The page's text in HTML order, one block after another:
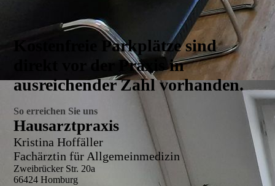
Kostenfreie Parkplätze sind
direkt vor der Praxis in
ausreichender Zahl vorhanden.
So erreichen Sie uns
Hausarztpraxis
Kristina Hoffäller
Fachärztin für Allgemeinmedizin
Zweibrücker Str. 20a
66424 Homburg